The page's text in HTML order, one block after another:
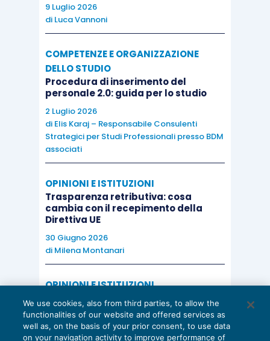
9 Luglio 2026
di Luca Vannoni
COMPETENZE E ORGANIZZAZIONE
DELLO STUDIO
Procedura di inserimento del
personale 2.0: guida per lo studio
2 Luglio 2026
di Elis Karaj – Responsabile Consulenti
Strategici per Studi Professionali presso BDM
associati
OPINIONI E ISTITUZIONI
Trasparenza retributiva: cosa
cambia con il recepimento della
Direttiva UE
30 Giugno 2026
di Milena Montanari
OPINIONI E ISTITUZIONI
Valorizzare il potenziale dello Studio:
una riflessione sul futuro della
consulenza del lavoro
We use cookies, also from third parties, to allow the
functionalities of our website and offered services as
well as, on the basis of your prior consent, to use data
on your navigation activity to improve performance of